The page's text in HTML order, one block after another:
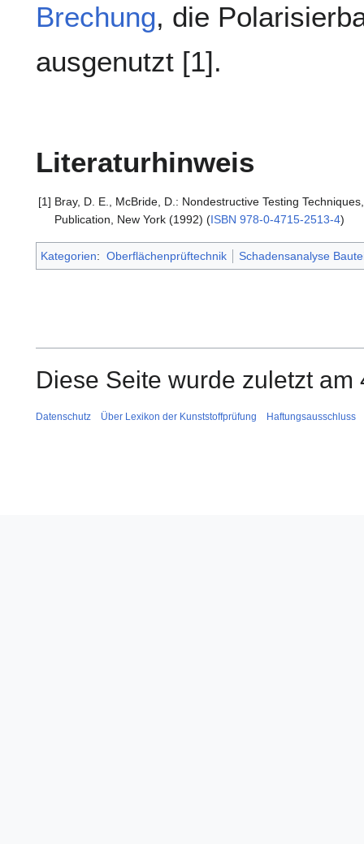
Brechung, die
ausgenutzt [1].
Literaturhinweis
[1] Bray, D. E., McBride, D.: Nondestructive Testing
Publication, New York (1992) (ISBN 978-0-4715-2513-4)
Kategorien: Oberflächenprüftechnik Schadensanalyse
Diese Seite wurde zuletzt
Datenschutz Über Lexikon der Kunststoffprüfung Haftungsausschluss